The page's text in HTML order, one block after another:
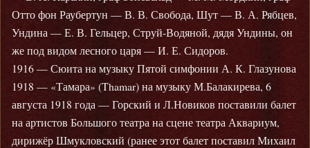
Отто фон Раубертун — В. В. Свобода, Шут — В. А. Рябцев,
Ундина — Е. В. Гельцер, Струй-Водяной, дядя Ундины, он
же под видом лесного царя — И. Е. Сидоров.
1916 — Сюита на музыку Пятой симфонии А. К. Глазунова
1918 — «Тамара» (Thamar) на музыку М.Балакирева, 6
августа 1918 года — Горский и Л.Новиков поставили балет
на артистов Большого театра на сцене театра Аквариум,
дирижёр Шмукловский (ранее этот балет поставил Михаил